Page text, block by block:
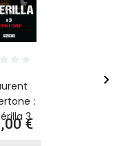
:
3
€
